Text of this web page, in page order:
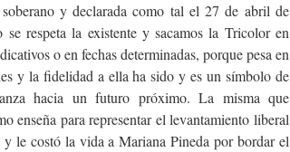
y declarada como tal el 27 de abril de
se respeta la existente y sacamos la Tricolor en
o en fechas determinadas, porque pesa en
y la fidelidad a ella ha sido y es un símbolo de
hacia un futuro próximo. La misma que
enseña para representar el levantamiento liberal
le costó la vida a Mariana Pineda por bordar el